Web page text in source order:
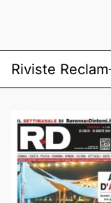
Riviste Reclam